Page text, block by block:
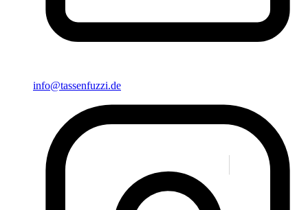
info@tassenfuzzi.de